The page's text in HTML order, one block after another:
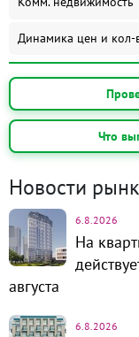
Динамика цен и кол-
Что
Новости
6.8.2026
На
августа
6.8.2026